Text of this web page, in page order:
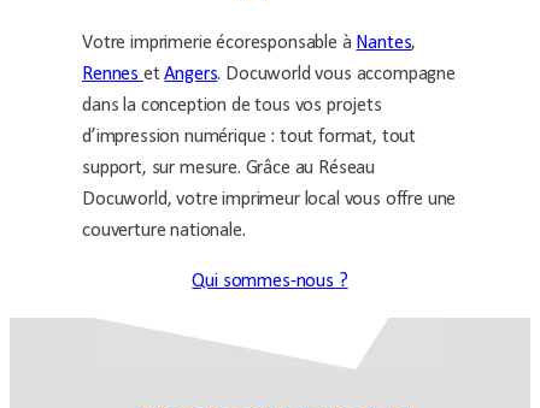
Votre imprimerie écoresponsable à Nantes,
Rennes etAngers. Docuworld vous accompagne
dans la conception de tous vos projets
d’impression numérique : tout format, tout
support, sur mesure. Grâce au Réseau
Docuworld, votre imprimeur local vous offre une
couverture nationale.
Qui sommes-nous ?